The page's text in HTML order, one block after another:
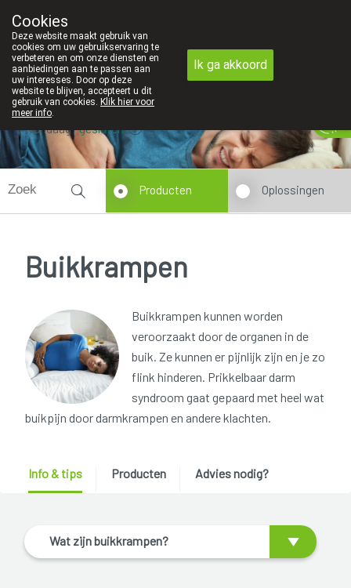
011/34 04 04
Vandaag gesloten
Producten Oplossingen
Buikkrampen
Buikkrampen kunnen worden
veroorzaakt door de organen in de
buik. Ze kunnen er pijnlijk zijn en je zo
flink hinderen. Prikkelbaar darm
syndroom gaat gepaard met heel wat
buikpijn door darmkrampen en andere klachten.
Info & tips Producten Advies nodig?
Wat zijn buikkrampen?
Cookies
Deze website maakt gebruik van
cookies om uw gebruikservaring te
verbeteren en om onze diensten en
aanbiedingen aan te passen aan
uw interesses. Door op deze
website te blijven, accepteert u dit
gebruik van cookies. Klik hier voor
meer info.
Ik ga akkoord